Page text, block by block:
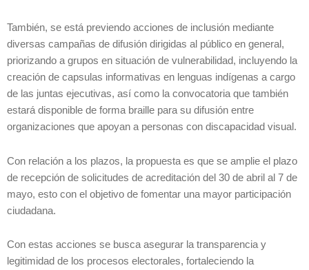
También, se está previendo acciones de inclusión mediante
diversas campañas de difusión dirigidas al público en general,
priorizando a grupos en situación de vulnerabilidad, incluyendo la
creación de capsulas informativas en lenguas indígenas a cargo
de las juntas ejecutivas, así como la convocatoria que también
estará disponible de forma braille para su difusión entre
organizaciones que apoyan a personas con discapacidad visual.
Con relación a los plazos, la propuesta es que se amplie el plazo
de recepción de solicitudes de acreditación del 30 de abril al 7 de
mayo, esto con el objetivo de fomentar una mayor participación
ciudadana.
Con estas acciones se busca asegurar la transparencia y
legitimidad de los procesos electorales, fortaleciendo la